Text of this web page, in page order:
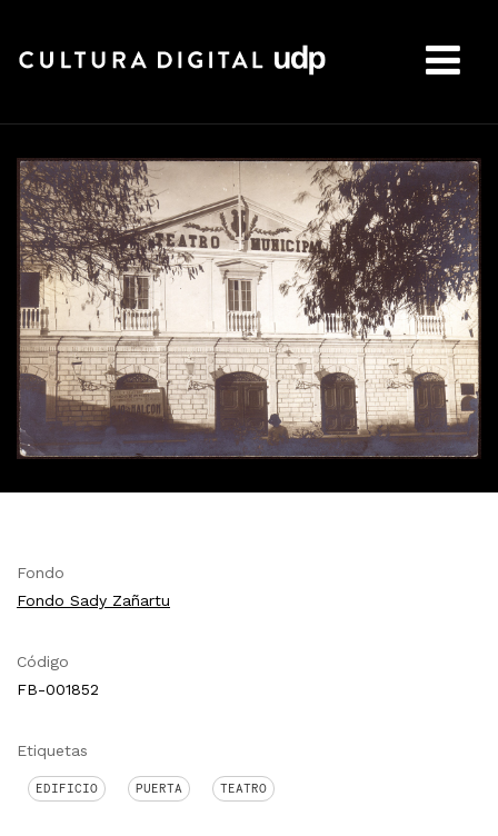
Fondo
Fondo Sady Zañartu
Código
FB-001852
Etiquetas
EDIFICIO PUERTA TEATRO